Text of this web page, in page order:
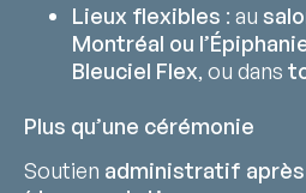
Lieux flexibles : au
Montréal ou
Bleuciel Flex, ou dans
Plus qu’une cérémonie
Soutien administratif